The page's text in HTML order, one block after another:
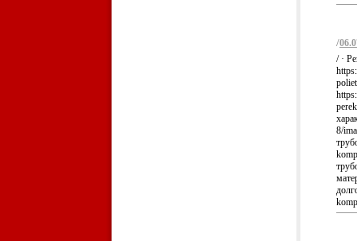
/
/ ·
8/